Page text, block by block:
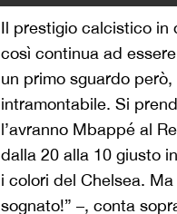
Il prestigio calcistico in
così continua ad
un primo sguardo
intramontabile. Si
l’avranno Mbappé al
dalla 20 alla 10 giusto
i colori del Chelsea.
sognato!” –, conta